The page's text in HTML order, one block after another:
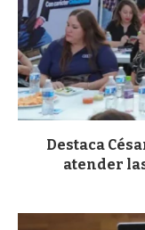
Destaca
atender